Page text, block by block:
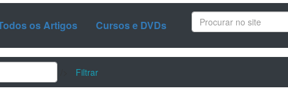
os Artigos Cursos e DVDs
Filtrar